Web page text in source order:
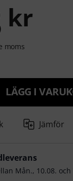
kr
moms
LÄGG I
Jämför
Mån., 10.08. och